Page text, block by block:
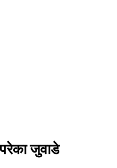
जुवाडे